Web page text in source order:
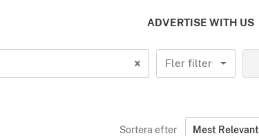
ADVERTISE WITH US
Fler filter
Sortera efter Mest Relevant